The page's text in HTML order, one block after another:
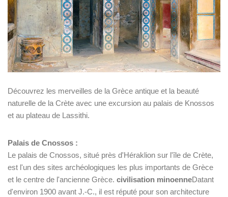
Découvrez les merveilles de la Grèce antique et la beauté
naturelle de la Crète avec une excursion au palais de Knossos
et au plateau de Lassithi.
Palais de Cnossos :
Le palais de Cnossos, situé près d'Héraklion sur l'île de Crète,
est l'un des sites archéologiques les plus importants de Grèce
et le centre de l'ancienne Grèce. civilisation minoenneDatant
d'environ 1900 avant J.-C., il est réputé pour son architecture